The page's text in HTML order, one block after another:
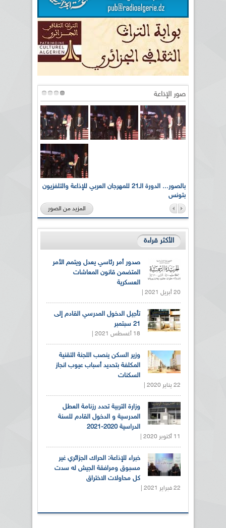
صور الإذاعة
بالصور... الدورة الـ21 للمهرجان العربي للإذاعة والتلفزيون
بتونس
المزيد من الصور
الأكثر قراءة
صدور أمر رئاسي يعدل ويتمم الأمر
المتضمن قانون المعاشات
العسكرية
20 أبريل 2021 |
تأجيل الدخول المدرسي القادم إلى
21 سبتمبر
18 أغسطس 2021 |
وزير السكن ينصب اللجنة التقنية
المكلفة بتحديد أسباب عيوب انجاز
السكنات
22 يناير 2020 |
وزارة التربية تحدد رزنامة العطل
المدرسية و الدخول القادم للسنة
الدراسية 2020-2021
11 أكتوبر 2020 |
خبراء للإذاعة: الحراك الجزائري غير
مسبوق ومرافقة الجيش له سدت
كل محاولات الاختراق
22 فبراير 2021 |